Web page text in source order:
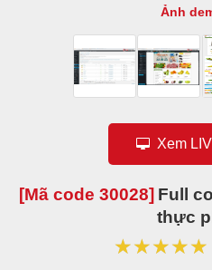
Ảnh
Xem
[Mã code 30028] Full
thực
★★★★★
★★★★★
★★★★★